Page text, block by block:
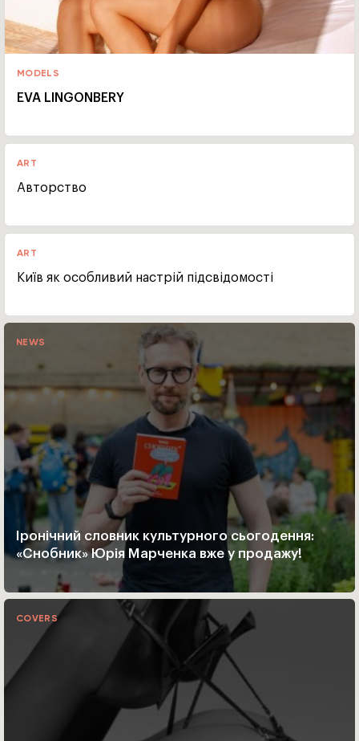
MODELS
EVA LINGONBERY
ART
Авторство
ART
Київ як особливий настрій підсвідомості
NEWS
Іронічний словник культурного сьогодення:
«Снобник» Юрія Марченка вже у продажу!
COVERS